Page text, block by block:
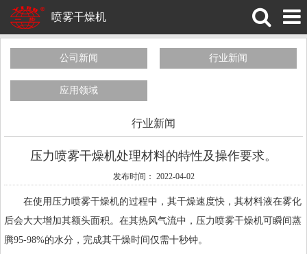
喷雾干燥机
公司新闻 行业新闻
应用领域
行业新闻
压力喷雾干燥机处理材料的特性及操作要求。
发布时间： 2022-04-02
在使用 压力喷雾干燥机的过程中，其干燥速度快，其材料液在雾化
后会大大增加其额头面积。在其热风气流中，压力喷雾干燥机可瞬间蒸
腾95-98%的水分，完成其干燥时间仅需十秒钟。